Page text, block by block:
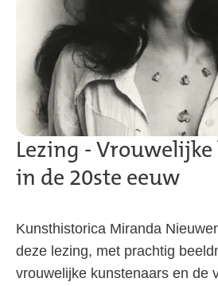
Lezing -
in de 20ste eeuw
Kunsthistorica Miranda
deze lezing, met prachtig
vrouwelijke kunstenaars en de